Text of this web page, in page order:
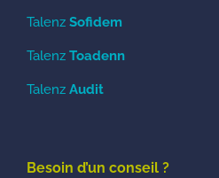
Talenz Sofidem
Talenz Toadenn
Talenz Audit
Besoin d’un conseil ?